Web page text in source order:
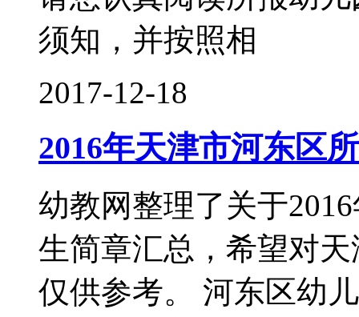
须知，并按照相
2017-12-18
2016年天津市河东区
幼教网整理了关于
生简章汇总，希望对
仅供参考。 河东区幼